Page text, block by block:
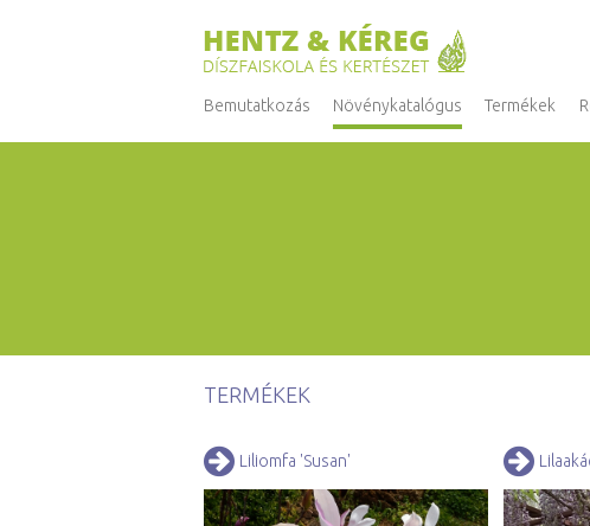
Bemutatkozás Növénykatalógus Termékek
TERMÉKEK
Liliomfa 'Susan'